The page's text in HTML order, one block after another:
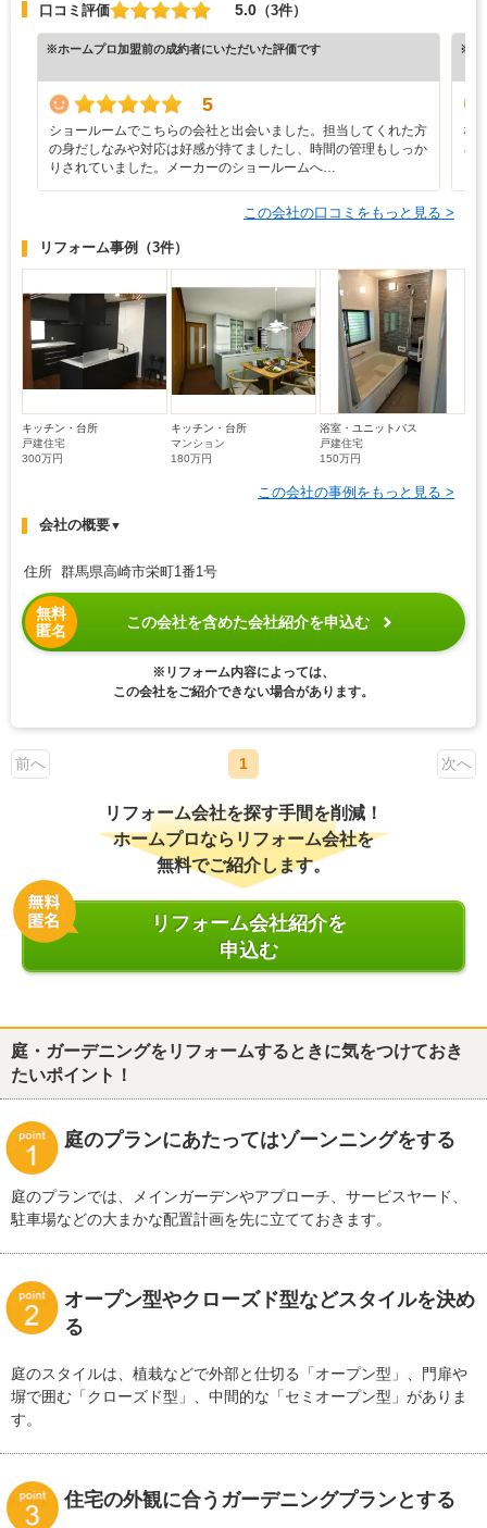
口コミ評価 5.0 （3件）
※ホームプロ加盟前の成約者にいただいた評価です
5
ショールームでこちらの会社と出会いました。担当してくれた方
の身だしなみや対応は好感が持てましたし、時間の管理もしっか
りされていました。メーカーのショールームへ…
※ホ
な
ろ
この会社の口コミをもっと見る >
リフォーム事例 （3件）
キッチン・台所
戸建住宅
300万円
キッチン・台所
マンション
180万円
浴室・ユニットバス
戸建住宅
150万円
この会社の事例をもっと見る >
会社の概要▼
住所 群馬県高崎市栄町1番1号
無料
匿名
この会社を含めた会社紹介を申込む
※リフォーム内容によっては、
この会社をご紹介できない場合があります。
前へ 1 次へ
リフォーム会社を探す手間を削減！
ホームプロならリフォーム会社を
無料でご紹介します。
リフォーム会社紹介を
申込む
庭・ガーデニングをリフォームするときに気をつけておき
たいポイント！
庭のプランにあたってはゾーンニングをする
庭のプランでは、メインガーデンやアプローチ、サービスヤード、
駐車場などの大まかな配置計画を先に立てておきます。
オープン型やクローズド型などスタイルを決め
る
庭のスタイルは、植栽などで外部と仕切る「オープン型」、門扉や
塀で囲む「クローズド型」、中間的な「セミオープン型」がありま
す。
住宅の外観に合うガーデニングプランとする